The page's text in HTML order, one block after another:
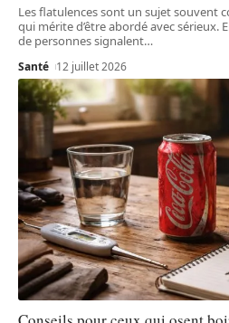
Les flatulences sont un sujet souvent
qui mérite d’être abordé avec sérieux.
de personnes signalent…
Santé 12 juillet 2026